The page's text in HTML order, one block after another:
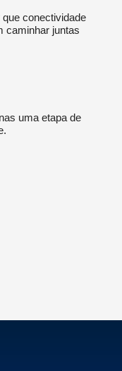
conectividade
caminhar juntas
uma etapa de